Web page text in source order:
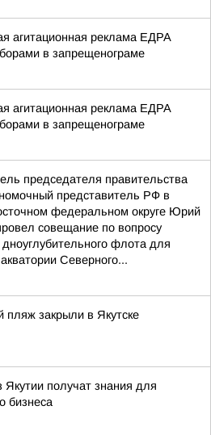
агитационная реклама ЕДРА
в запрещенограме
агитационная реклама ЕДРА
в запрещенограме
председателя правительства
представитель РФ в
федеральном округе Юрий
совещание по вопросу
флота для
Северного...
пляж закрыли в Якутске
Якутии получат знания для
бизнеса